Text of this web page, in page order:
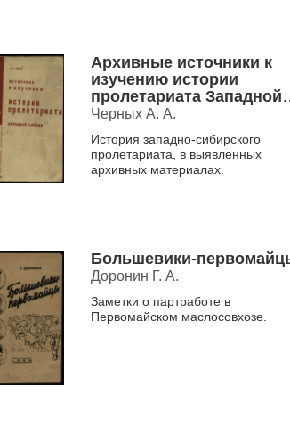
Архивные источники к
изучению истории
пролетариата Западной
Сибири
Черных А. А.
История западно-сибирского
пролетариата, в выявленных
архивных материалах.
Большевики-
Доронин Г. А.
Заметки о партработе в
Первомайском маслосовхозе.